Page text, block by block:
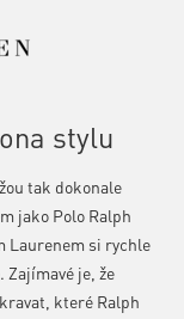
stylu
tak dokonale
jako Polo Ralph
Laurenem si rychle
Zajímavé je, že
které Ralph